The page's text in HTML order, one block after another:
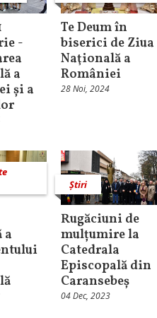
-
a
și a
Te Deum în
biserici de Ziua
Naţională a
României
28 Noi, 2024
a
Știri
Rugăciuni de
mulțumire la
Catedrala
Episcopală din
Caransebeș
04 Dec, 2023